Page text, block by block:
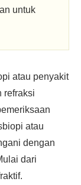
untuk
atau penyakit
refraksi
atau
dengan
dari